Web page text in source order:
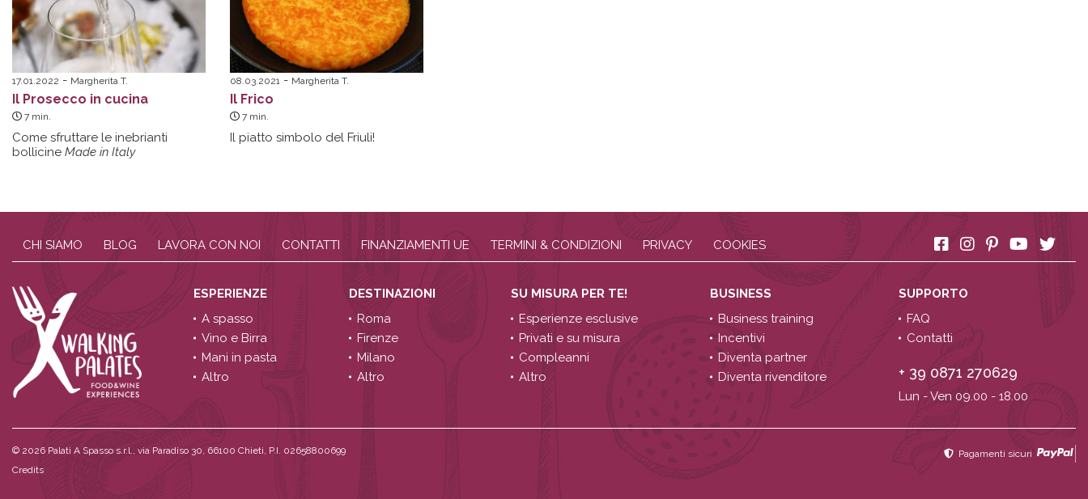
17.01.2022 Margherita T.
Il Prosecco in cucina
7 min.
Come sfruttare le inebrianti
bollicine Made in Italy
08.03.2021 Margherita T.
Il Frico
7 min.
Il piatto simbolo del Friuli!
CHI SIAMO BLOG LAVORA CON NOI CONTATTI FINANZIAMENTI UE TERMINI & CONDIZIONI PRIVACY COOKIES
ESPERIENZE
A spasso
Vino e Birra
Mani in pasta
Altro
DESTINAZIONI
Roma
Firenze
Milano
Altro
SU MISURA PER TE!
Esperienze esclusive
Privati e su misura
Compleanni
Altro
BUSINESS
Business training
Incentivi
Diventa partner
Diventa rivenditore
SUPPORTO
FAQ
Contatti
+ 39 0871 270629
Lun - Ven 09.00 - 18.00
© 2026 Palati A Spasso s.r.l., via Paradiso 30, 66100 Chieti, P.I. 02658800699
Credits
Pagamenti sicuri